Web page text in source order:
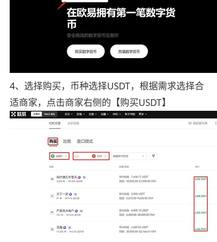
4、选择购买，币种选择USDT，根据需求选择合
适商家，点击商家右侧的【购买USDT】